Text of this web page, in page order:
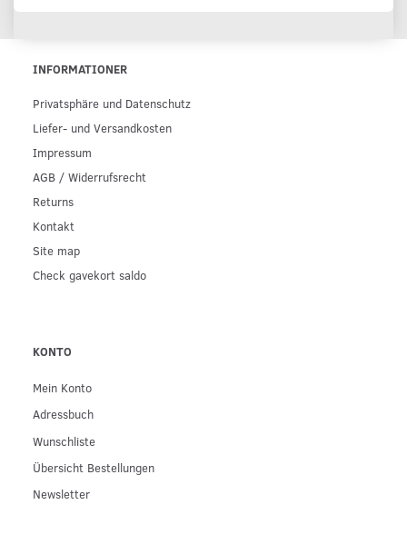
INFORMATIONER
Privatsphäre und Datenschutz
Liefer- und Versandkosten
Impressum
AGB / Widerrufsrecht
Returns
Kontakt
Site map
Check gavekort saldo
KONTO
Mein Konto
Adressbuch
Wunschliste
Übersicht Bestellungen
Newsletter